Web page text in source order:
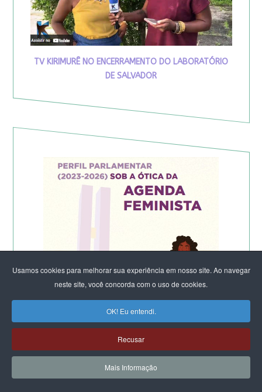
Usamos cookies para melhorar sua experiência em nosso site. Ao navegar
neste site, você concorda com o uso de cookies.
OK! Eu entendi.
Recusar
Mais Informação
TV KIRIMURÊ NO ENCERRAMENTO DO LABORATÓRIO
DE SALVADOR